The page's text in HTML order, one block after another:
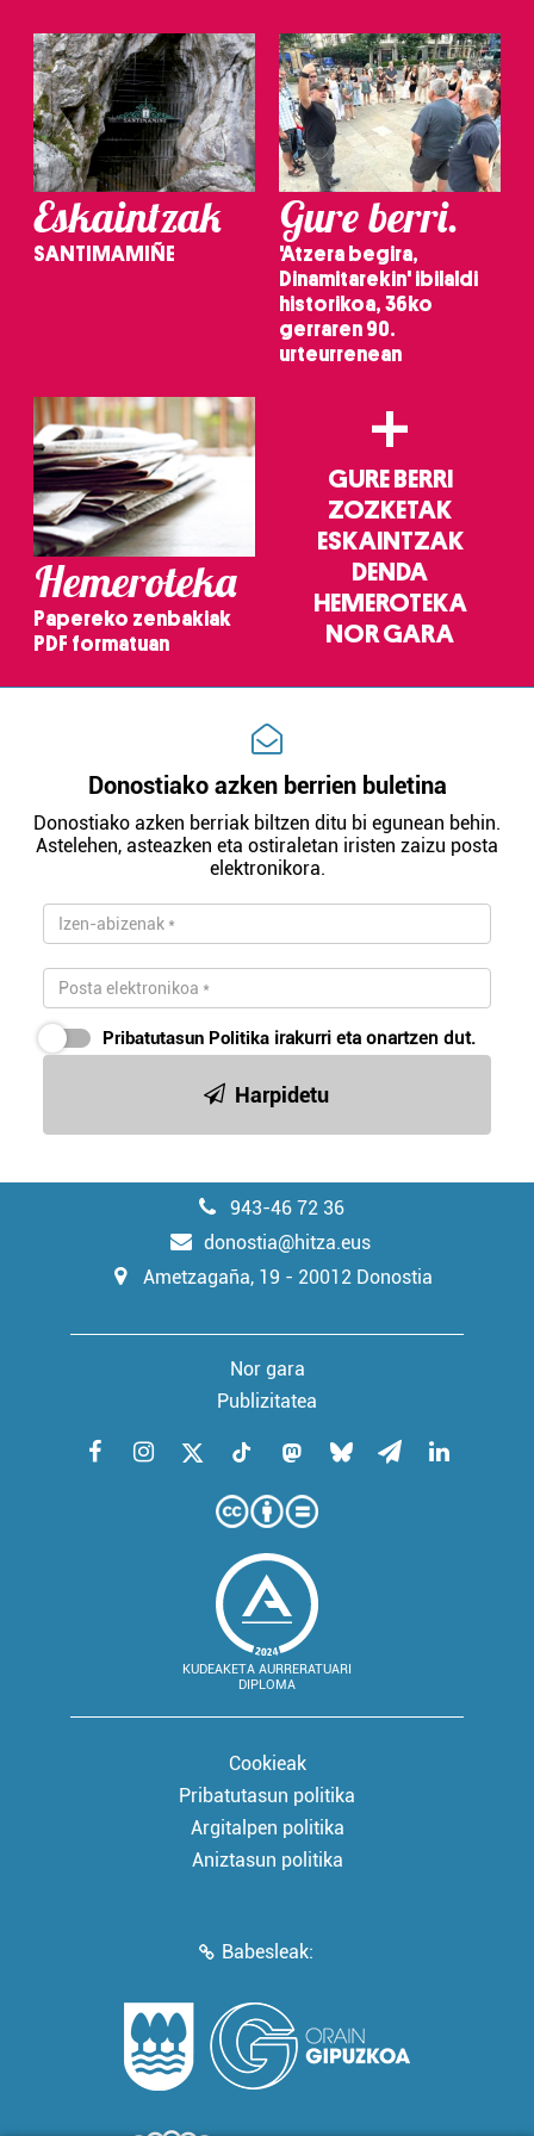
erabiltzeko baimen esplizitua ematen diguzu.Gehiago
irakurri
Eskaintzak
SANTIMAMIÑE
Gure berri.
'Atzera begira,
Dinamitarekin' ibilaldi
historikoa, 36ko
gerraren 90.
urteurrenean
Hemeroteka
Papereko zenbakiak
PDF formatuan
+
GURE BERRI
ZOZKETAK
ESKAINTZAK
DENDA
HEMEROTEKA
NOR GARA
Donostiako azken berrien buletina
Donostiako azken berriak biltzen ditu bi egunean behin.
Astelehen, asteazken eta ostiraletan iristen zaizu posta
elektronikora.
Pribatutasun Politika irakurri eta onartzen dut.
Harpidetu
943-46 72 36
donostia@hitza.eus
Ametzagaña, 19 - 20012 Donostia
Nor gara
Publizitatea
KUDEAKETA AURRERATUARI
DIPLOMA
Cookieak
Pribatutasun politika
Argitalpen politika
Aniztasun politika
Babesleak: